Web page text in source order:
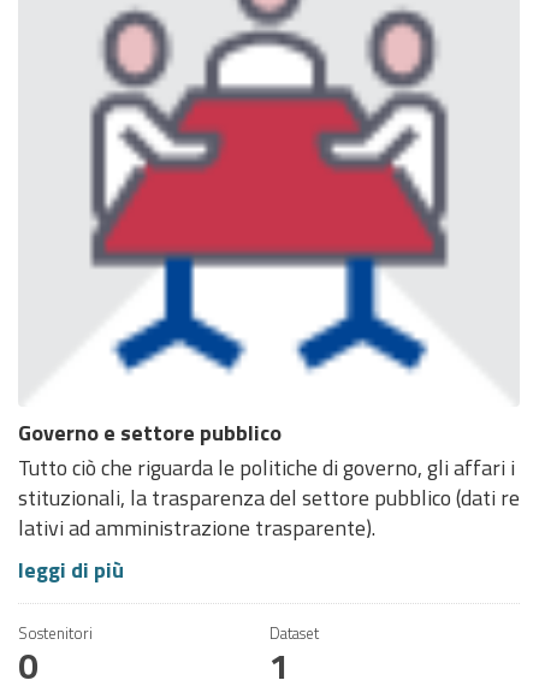
Governo e settore pubblico
Tutto ciò che riguarda le politiche di governo, gli affari i
stituzionali, la trasparenza del settore pubblico (dati re
lativi ad amministrazione trasparente).
leggi di più
Sostenitori
0
Dataset
1